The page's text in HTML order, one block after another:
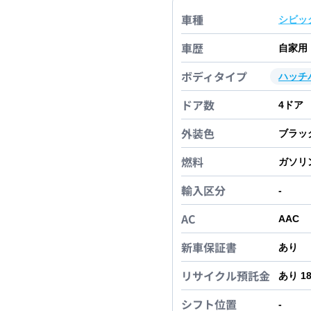
車種 シビッ
車歴 自家用
ボディタイプ ハッチ
ドア数 4 ドア
外装色 ブラッ
燃料 ガソリ
輸入区分 -
AC AAC
新車保証書 あり
リサイクル預託金 あり
シフト位置 -